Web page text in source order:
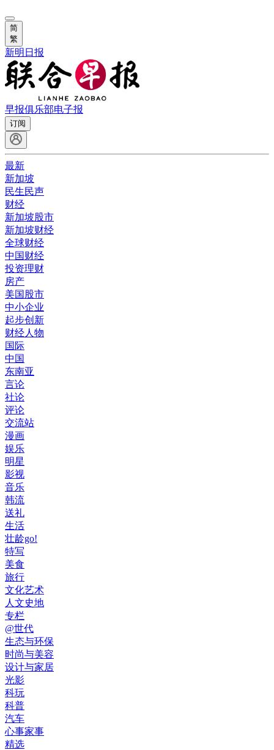
简
繁
新明日报
早报俱乐部电子报
订阅
最新
新加坡
民生民声
财经
新加坡股市
新加坡财经
全球财经
中国财经
投资理财
房产
美国股市
中小企业
起步创新
财经人物
国际
中国
东南亚
言论
社论
评论
交流站
漫画
娱乐
明星
影视
音乐
韩流
送礼
生活
壮龄go!
特写
美食
旅行
文化艺术
人文史地
专栏
@世代
生态与环保
时尚与美容
设计与家居
光影
科玩
科普
汽车
心事家事
精选